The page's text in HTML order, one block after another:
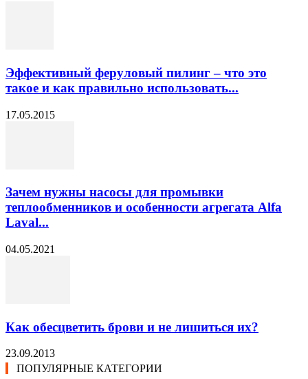
Эффективный феруловый пилинг – что это
такое и как правильно использовать...
17.05.2015
Зачем нужны насосы для промывки
теплообменников и особенности агрегата Alfa
Laval...
04.05.2021
Как обесцветить брови и не лишиться их?
23.09.2013
ПОПУЛЯРНЫЕ КАТЕГОРИИ